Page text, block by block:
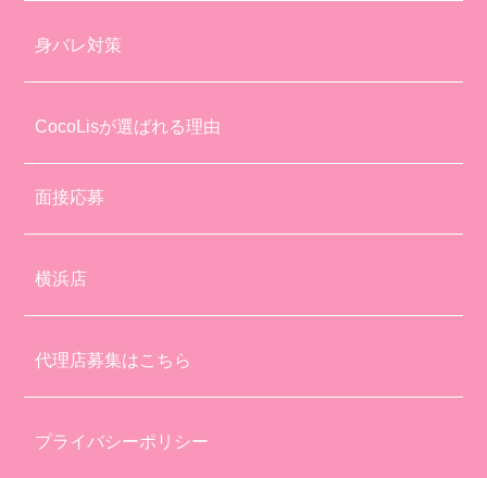
身バレ対策
CocoLisが選ばれる理由
面接応募
横浜店
代理店募集はこちら
プライバシーポリシー